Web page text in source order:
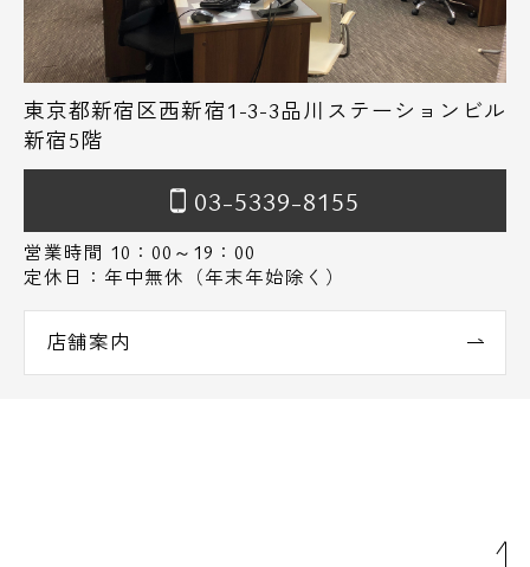
東京都新宿区西新宿1-3-3品川ステーションビル
新宿5階
03-5339-8155
営業時間 10：00～19：00
定休日：年中無休（年末年始除く）
店舗案内